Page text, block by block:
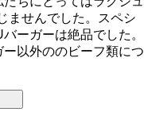
ませんでした。スペシ
ーガーは絶品でした。
以外ののビーフ類につ